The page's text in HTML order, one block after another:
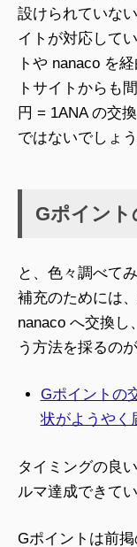
設けられていな
イトが対応して
トや nanaco を
トサイトからも
円 = 1ANA の交
ではないでしょう
Gポイン
と、色々調べて
補充のためには
nanaco へ交換し
う方法を採るの
Gポイントの
状がようやく
タイミングの良
ルマ達成できてい
Gポイントは前